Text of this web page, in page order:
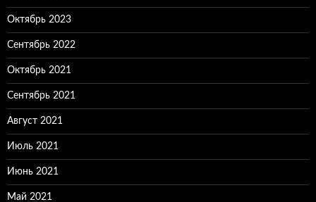
Октябрь 2023
Сентябрь 2022
Октябрь 2021
Сентябрь 2021
Август 2021
Июль 2021
Июнь 2021
Май 2021